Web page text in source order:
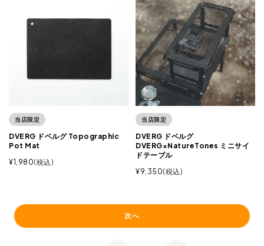
当店限定
DVERG ドベルグ Topographic
Pot Mat
¥1,980 税込
当店限定
DVERG ドベルグ
DVERG×NatureTones ミニサイ
ドテーブル
¥9,350 税込
次へ